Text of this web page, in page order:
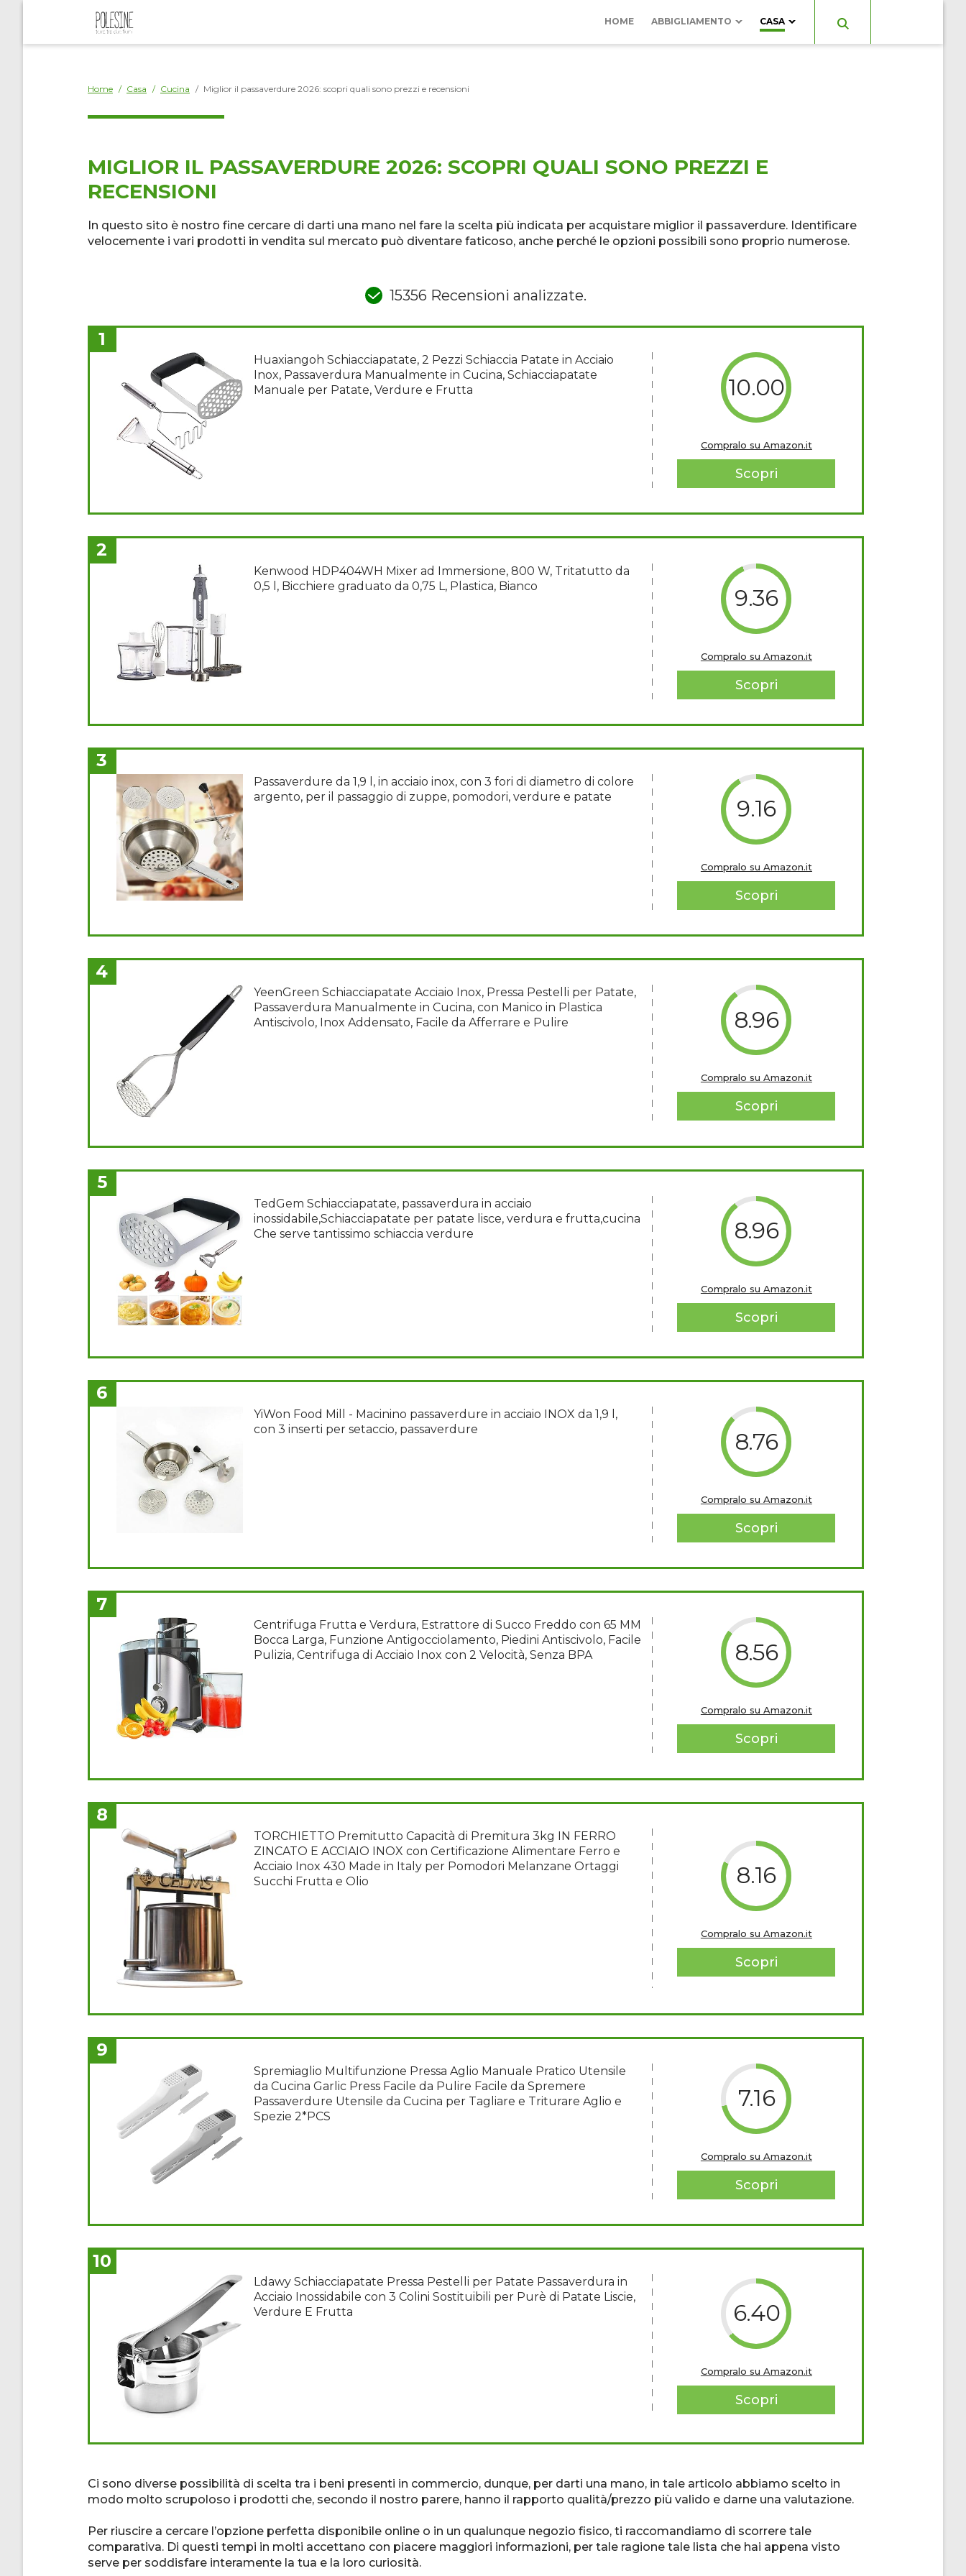
HOME ABBIGLIAMENTO CASA
Home / Casa / Cucina / Miglior il passaverdure 2026: scopri quali sono prezzi e recensioni
MIGLIOR IL PASSAVERDURE 2026: SCOPRI QUALI SONO PREZZI E
RECENSIONI
In questo sito è nostro fine cercare di darti una mano nel fare la scelta più indicata per acquistare miglior il passaverdure. Identificare
velocemente i vari prodotti in vendita sul mercato può diventare faticoso, anche perché le opzioni possibili sono proprio numerose.
15356 Recensioni analizzate.
1
Huaxiangoh Schiacciapatate, 2 Pezzi Schiaccia Patate in Acciaio
Inox, Passaverdura Manualmente in Cucina, Schiacciapatate
Manuale per Patate, Verdure e Frutta
10.00
Compralo su Amazon.it
Scopri
2
Kenwood HDP404WH Mixer ad Immersione, 800 W, Tritatutto da
0,5 l, Bicchiere graduato da 0,75 L, Plastica, Bianco
9.36
Compralo su Amazon.it
Scopri
3
Passaverdure da 1,9 l, in acciaio inox, con 3 fori di diametro di colore
argento, per il passaggio di zuppe, pomodori, verdure e patate
9.16
Compralo su Amazon.it
Scopri
4
YeenGreen Schiacciapatate Acciaio Inox, Pressa Pestelli per Patate,
Passaverdura Manualmente in Cucina, con Manico in Plastica
Antiscivolo, Inox Addensato, Facile da Afferrare e Pulire
8.96
Compralo su Amazon.it
Scopri
5
TedGem Schiacciapatate, passaverdura in acciaio
inossidabile,Schiacciapatate per patate lisce, verdura e frutta,cucina
Che serve tantissimo schiaccia verdure
8.96
Compralo su Amazon.it
Scopri
6
YiWon Food Mill - Macinino passaverdure in acciaio INOX da 1,9 l,
con 3 inserti per setaccio, passaverdure
8.76
Compralo su Amazon.it
Scopri
7
Centrifuga Frutta e Verdura, Estrattore di Succo Freddo con 65 MM
Bocca Larga, Funzione Antigocciolamento, Piedini Antiscivolo, Facile
Pulizia, Centrifuga di Acciaio Inox con 2 Velocità, Senza BPA
8.56
Compralo su Amazon.it
Scopri
8
TORCHIETTO Premitutto Capacità di Premitura 3kg IN FERRO
ZINCATO E ACCIAIO INOX con Certificazione Alimentare Ferro e
Acciaio Inox 430 Made in Italy per Pomodori Melanzane Ortaggi
Succhi Frutta e Olio
8.16
Compralo su Amazon.it
Scopri
9
Spremiaglio Multifunzione Pressa Aglio Manuale Pratico Utensile
da Cucina Garlic Press Facile da Pulire Facile da Spremere
Passaverdure Utensile da Cucina per Tagliare e Triturare Aglio e
Spezie 2*PCS
7.16
Compralo su Amazon.it
Scopri
10
Ldawy Schiacciapatate Pressa Pestelli per Patate Passaverdura in
Acciaio Inossidabile con 3 Colini Sostituibili per Purè di Patate Liscie,
Verdure E Frutta
6.40
Compralo su Amazon.it
Scopri
Ci sono diverse possibilità di scelta tra i beni presenti in commercio, dunque, per darti una mano, in tale articolo abbiamo scelto in
modo molto scrupoloso i prodotti che, secondo il nostro parere, hanno il rapporto qualità/prezzo più valido e darne una valutazione.
Per riuscire a cercare l’opzione perfetta disponibile online o in un qualunque negozio fisico, ti raccomandiamo di scorrere tale
comparativa. Di questi tempi in molti accettano con piacere maggiori informazioni, per tale ragione tale lista che hai appena visto
serve per soddisfare interamente la tua e la loro curiosità.